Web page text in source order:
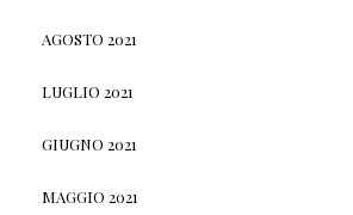
AGOSTO 2021
LUGLIO 2021
GIUGNO 2021
MAGGIO 2021